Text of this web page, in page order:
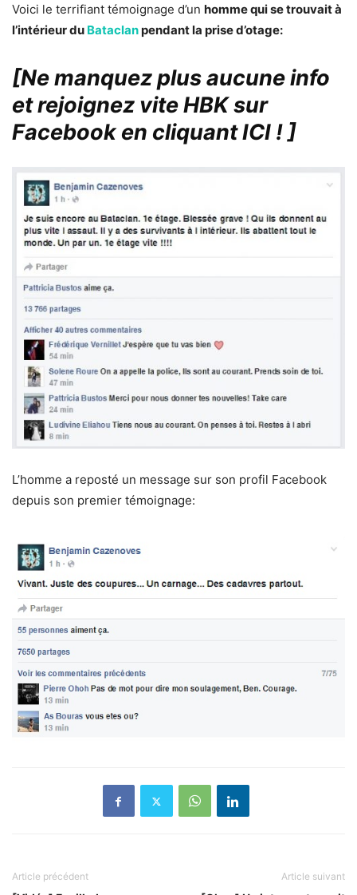
Voici le terrifiant témoignage d’un homme qui se trouvait à
l’intérieur du Bataclanpendant la prise d’otage:
[Ne manquez plus aucune info
et rejoignez vite HBK sur
Facebook en cliquant ICI !]
L’homme a reposté un message sur son profil Facebook
depuis son premier témoignage:
Article précédent Article suivant